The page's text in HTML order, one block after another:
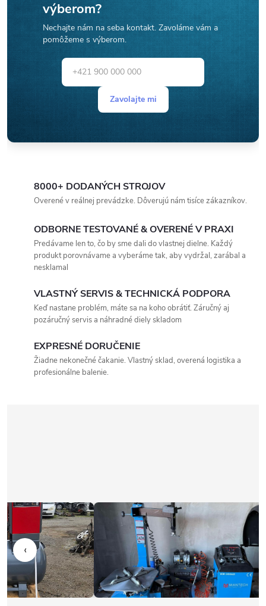
výberom?
Nechajte nám na seba kontakt. Zavoláme vám a
pomôžeme s výberom.
Zavolajte mi
8000+ DODANÝCH STROJOV
Overené v reálnej prevádzke. Dôverujú nám tisíce zákazníkov.
ODBORNE TESTOVANÉ & OVERENÉ V PRAXI
Predávame len to, čo by sme dali do vlastnej dielne. Každý
produkt porovnávame a vyberáme tak, aby vydržal, zarábal a
nesklamal
VLASTNÝ SERVIS & TECHNICKÁ PODPORA
Keď nastane problém, máte sa na koho obrátiť. Záručný aj
pozáručný servis a náhradné diely skladom
EXPRESNÉ DORUČENIE
Žiadne nekonečné čakanie. Vlastný sklad, overená logistika a
profesionálne balenie.
‹